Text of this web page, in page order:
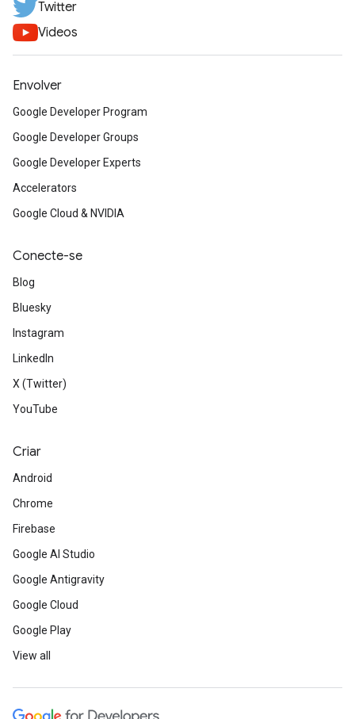
Twitter
Videos
Envolver
Google Developer Program
Google Developer Groups
Google Developer Experts
Accelerators
Google Cloud & NVIDIA
Conecte-se
Blog
Bluesky
Instagram
LinkedIn
X (Twitter)
YouTube
Criar
Android
Chrome
Firebase
Google AI Studio
Google Antigravity
Google Cloud
Google Play
View all